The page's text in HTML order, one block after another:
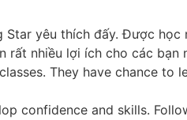
yêu thích đấy. Được
rất nhiều lợi ích cho các bạn
They have chance to
confidence and skills.